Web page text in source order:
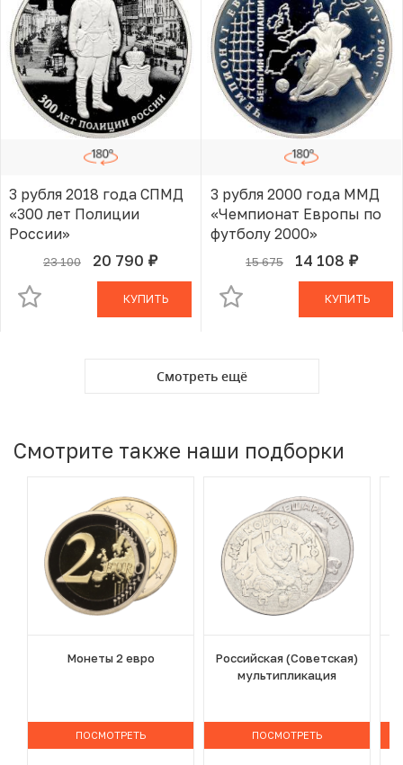
3 рубля 2018 года СПМД
«300 лет Полиции
России»
23 100 20 790 руб.
В КОРЗИНЕ
КУПИТЬ
3 рубля 2000 года ММД
«Чемпионат Европы по
футболу 2000»
15 675 14 108 руб.
В КОРЗИНЕ
КУПИТЬ
Смотреть ещё
Смотрите также наши подборки
Монеты 2 евро
ПОСМОТРЕТЬ
Российская (Советская)
мультипликация
ПОСМОТРЕТЬ